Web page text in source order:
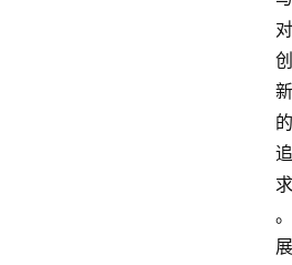
对
创
新
的
追
求
。
展